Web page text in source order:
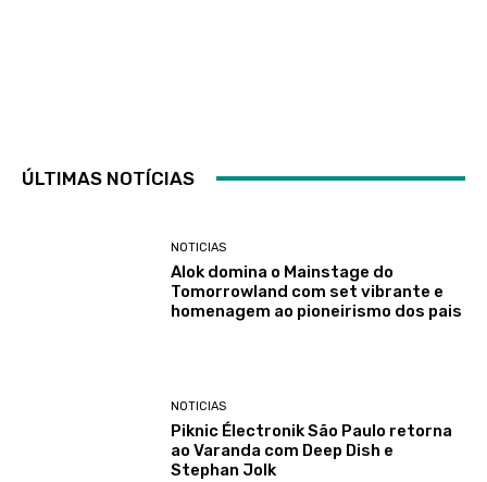
ÚLTIMAS NOTÍCIAS
NOTICIAS
Alok domina o Mainstage do
Tomorrowland com set vibrante e
homenagem ao pioneirismo dos pais
NOTICIAS
Piknic Électronik São Paulo retorna
ao Varanda com Deep Dish e
Stephan Jolk